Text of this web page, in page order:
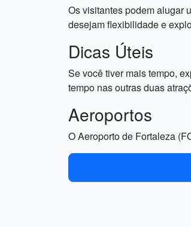
Os visitantes podem alugar
desejam flexibilidade e
Dicas Úteis
Se você tiver mais tempo,
tempo nas outras duas
Aeroportos
O Aeroporto de Fortaleza